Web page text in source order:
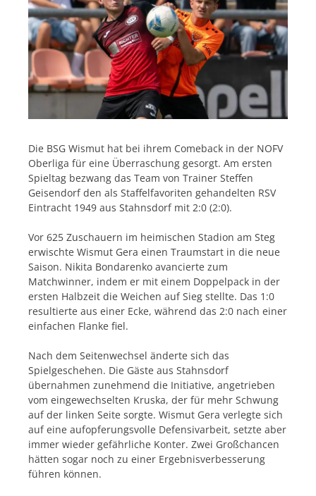
Die BSG Wismut hat bei ihrem Comeback in der NOFV
Oberliga für eine Überraschung gesorgt. Am ersten
Spieltag bezwang das Team von Trainer Steffen
Geisendorf den als Staffelfavoriten gehandelten RSV
Eintracht 1949 aus Stahnsdorf mit 2:0 (2:0).
Vor 625 Zuschauern im heimischen Stadion am Steg
erwischte Wismut Gera einen Traumstart in die neue
Saison. Nikita Bondarenko avancierte zum
Matchwinner, indem er mit einem Doppelpack in der
ersten Halbzeit die Weichen auf Sieg stellte. Das 1:0
resultierte aus einer Ecke, während das 2:0 nach einer
einfachen Flanke fiel.
Nach dem Seitenwechsel änderte sich das
Spielgeschehen. Die Gäste aus Stahnsdorf
übernahmen zunehmend die Initiative, angetrieben
vom eingewechselten Kruska, der für mehr Schwung
auf der linken Seite sorgte. Wismut Gera verlegte sich
auf eine aufopferungsvolle Defensivarbeit, setzte aber
immer wieder gefährliche Konter. Zwei Großchancen
hätten sogar noch zu einer Ergebnisverbesserung
führen können.